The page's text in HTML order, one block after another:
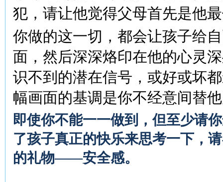
犯，请让他觉得父母首先是他
你做的这一切，都会让孩子给
面，然后深深烙印在他的心灵
识不到的潜在信号，或好或坏
幅画面的基调是你不经意间替
即使你不能一一做到，但至少请
了孩子真正的快乐来思考一下，
的礼物——安全感。